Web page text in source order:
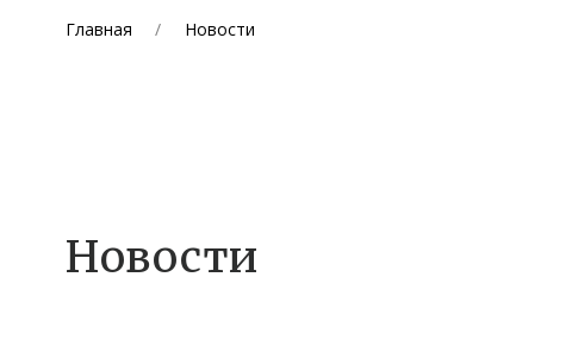
Главная Новости
Новости